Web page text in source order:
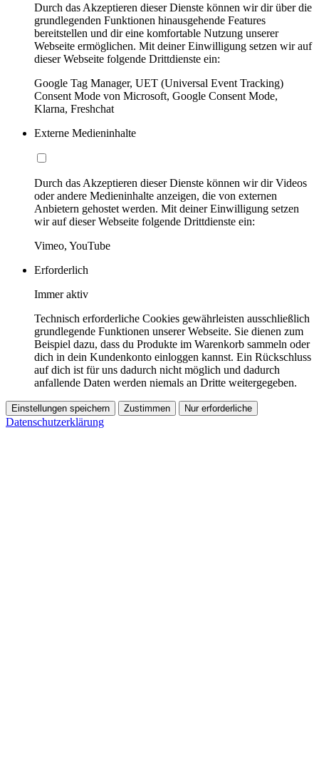
Durch das Akzeptieren dieser Dienste können wir dir über die
grundlegenden Funktionen hinausgehende Features
bereitstellen und dir eine komfortable Nutzung unserer
Webseite ermöglichen. Mit deiner Einwilligung setzen wir auf
dieser Webseite folgende Drittdienste ein:
Google Tag Manager, UET (Universal Event Tracking)
Consent Mode von Microsoft, Google Consent Mode,
Klarna, Freshchat
Externe Medieninhalte
Durch das Akzeptieren dieser Dienste können wir dir Videos
oder andere Medieninhalte anzeigen, die von externen
Anbietern gehostet werden. Mit deiner Einwilligung setzen
wir auf dieser Webseite folgende Drittdienste ein:
Vimeo, YouTube
Erforderlich
Immer aktiv
Technisch erforderliche Cookies gewährleisten ausschließlich
grundlegende Funktionen unserer Webseite. Sie dienen zum
Beispiel dazu, dass du Produkte im Warenkorb sammeln oder
dich in dein Kundenkonto einloggen kannst. Ein Rückschluss
auf dich ist für uns dadurch nicht möglich und dadurch
anfallende Daten werden niemals an Dritte weitergegeben.
Einstellungen speichern Zustimmen Nur erforderliche
Datenschutzerklärung